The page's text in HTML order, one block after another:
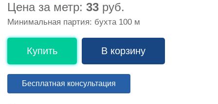
Цена за метр: 33 руб.
Минимальная партия: бухта 100 м
Купить В корзину
Бесплатная консультация